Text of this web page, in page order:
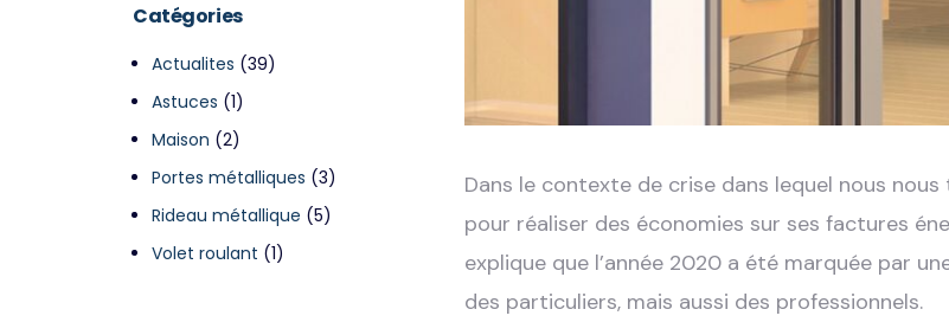
Dans le contexte de crise dans lequel nous
pour réaliser des économies sur ses factures
explique que l’année 2020 a été marquée par
des particuliers, mais aussi des professionnels.
Catégories
Actualites (39)
Astuces (1)
Maison (2)
Portes métalliques (3)
Rideau métallique (5)
Volet roulant (1)